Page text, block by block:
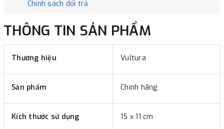
Chính sách đổi trả
THÔNG TIN SẢN PHẨM
Thương hiệu Vultura
Sản phẩm Chính hãng
Kích thước sử dụng 15 x 11 cm